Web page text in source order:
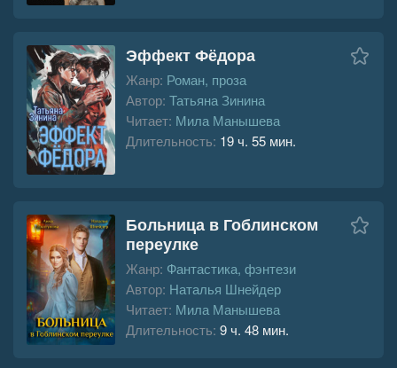
Эффект Фёдора
Жанр: Роман, проза
Автор: Татьяна Зинина
Читает: Мила Манышева
Длительность: 19 ч. 55 мин.
Больница в Гоблинском
переулке
Жанр: Фантастика, фэнтези
Автор: Наталья Шнейдер
Читает: Мила Манышева
Длительность: 9 ч. 48 мин.